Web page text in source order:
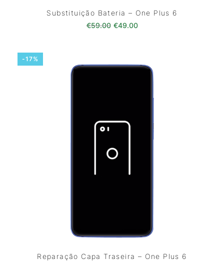
Substituição Bateria – One Plus 6
€59.00 O preço original era: €59.00.
€49.00O preço atual é:
-17%
Reparação Capa Traseira – One Plus 6